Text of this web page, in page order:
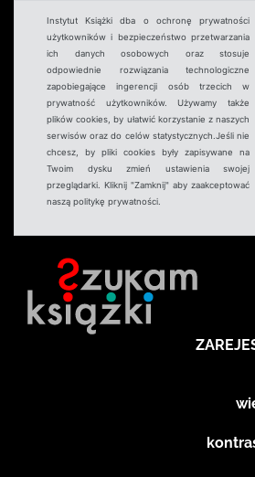
Instytut Książki dba o ochronę prywatności
użytkowników i bezpieczeństwo przetwarzania
ich danych osobowych oraz stosuje
odpowiednie rozwiązania technologiczne
zapobiegające ingerencji osób trzecich w
prywatność użytkowników. Używamy także
plików cookies, by ułatwić korzystanie z naszych
serwisów oraz do celów statystycznych.Jeśli nie
chcesz, by pliki cookies były zapisywane na
Twoim dysku zmień ustawienia swojej
przeglądarki. Kliknij "Zamknij" aby zaakceptować
naszą politykę prywatności.